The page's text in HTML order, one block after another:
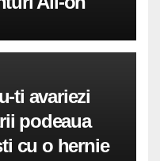
ti avariezi
podeaua
cu o hernie